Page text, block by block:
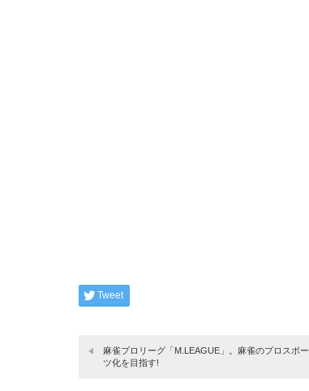
Tweet
麻雀プロリーグ「M.LEAGUE」。麻雀のプロスポー
ツ化を目指す!